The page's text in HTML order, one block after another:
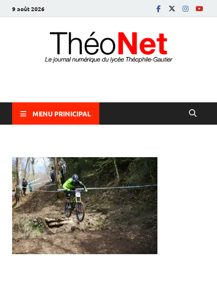
9 août 2026
ThéoNet
MENU PRINICIPAL